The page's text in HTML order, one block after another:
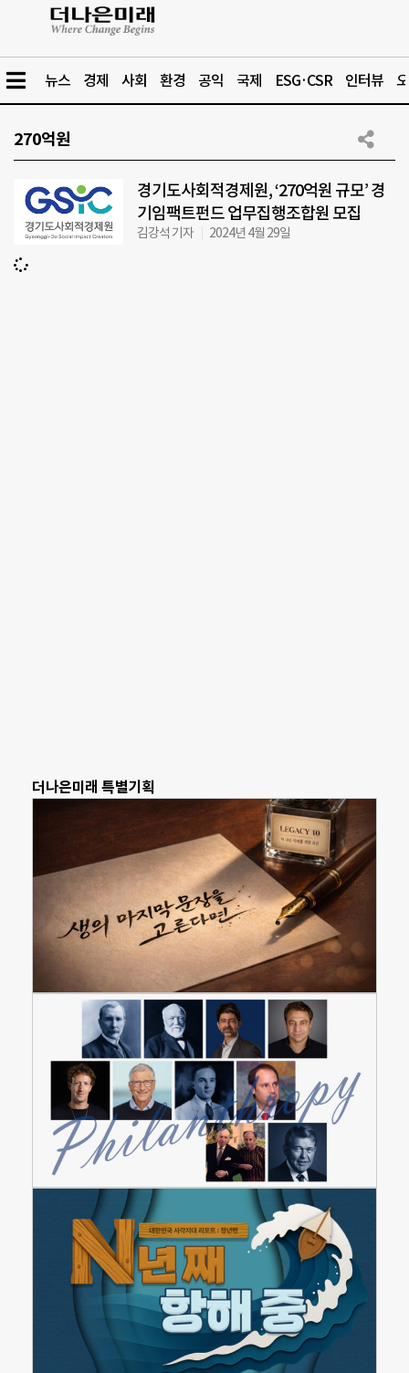
뉴스 경제 사회 환경 공익 국제 ESG·CSR 인터뷰
270억원
경기도사회적경제원, ‘270억원 규모’ 경
기임팩트펀드 업무집행조합원 모집
김강석 기자 2024년 4월 29일
더나은미래 특별기획